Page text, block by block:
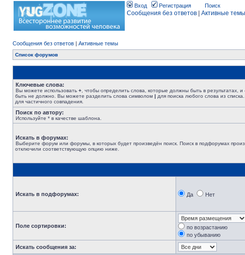
Вход Регистрация Поиск
Сообщения без ответов Активные темы
Сообщения без ответов | Активные темы
Список форумов
Ключевые слова:
Вы можете использовать + , чтобы определить слова, которые должны быть в результатах, и
быть не должно. Вы можете разделить слова символом | для поиска любого слова из
для частичного совпадения.
Поиск по автору:
Используйте * в качестве шаблона.
Искать в форумах:
Выберите форум или форумы, в которых будет произведён поиск. Поиск в подфорумах
отключили соответствующую опцию ниже.
Искать в подфорумах: Да Нет
Поле сортировки:
по возрастанию
по убыванию
Искать сообщения за: